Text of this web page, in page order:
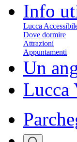
Info
Lucca
Dove dormire
Attrazioni
Appuntamenti
Un
Lucca